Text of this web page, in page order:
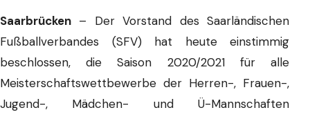
Saarbrücken – Der Vorstand des Saarländischen
Fußballverbandes (SFV) hat heute einstimmig
beschlossen, die Saison 2020/2021 für alle
Meisterschaftswettbewerbe der Herren-, Frauen-,
Jugend-, Mädchen- und Ü-Mannschaften